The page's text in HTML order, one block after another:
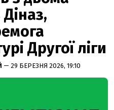
Другої ліги
— 29 БЕРЕЗНЯ 2026, 19:10